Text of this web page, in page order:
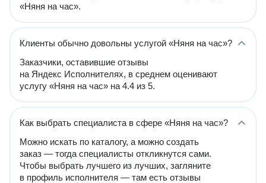
«Няня на час».
Клиенты обычно довольны услугой «Няня на час»?
Заказчики, оставившие отзывы
на Яндекс Исполнителях, в среднем оценивают
услугу «Няня на час» на 4.4 из 5.
Как выбрать специалиста в сфере «Няня на час»?
Можно искать по каталогу, а можно создать
заказ — тогда специалисты откликнутся сами.
Чтобы выбрать лучшего из лучших, загляните
в профиль исполнителя — там есть отзывы